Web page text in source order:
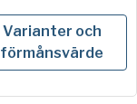
Varianter och
förmånsvärde